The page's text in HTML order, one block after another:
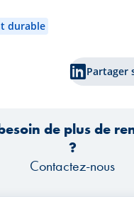
monétaires et les
fois réservé leur
durable
Partager
de plus de
?
Contactez-nous